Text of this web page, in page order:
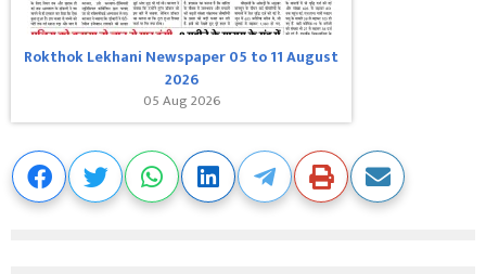
Rokthok Lekhani Newspaper 05 to 11 August
2026
05 Aug 2026